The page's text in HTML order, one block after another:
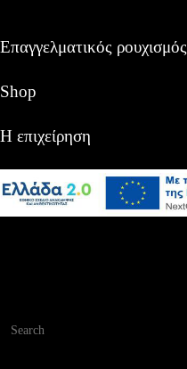
Επαγγελματικός ρουχισμός
Shop
Η επιχείρηση